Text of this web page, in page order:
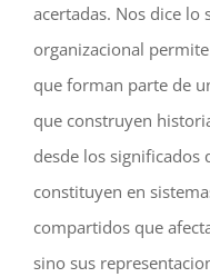
acertadas. Nos dice lo
organizacional
que forman parte de
que construyen
desde los significados
constituyen en
compartidos que
sino sus